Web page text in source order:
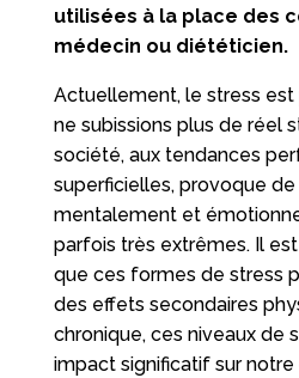
utilisées à la place des
médecin ou diététicien.
Actuellement, le stress est
ne subissions plus de réel
société, aux tendances
superficielles, provoque
mentalement et
parfois très extrêmes. Il
que ces formes de stress
des effets secondaires
chronique, ces niveaux de
impact significatif sur